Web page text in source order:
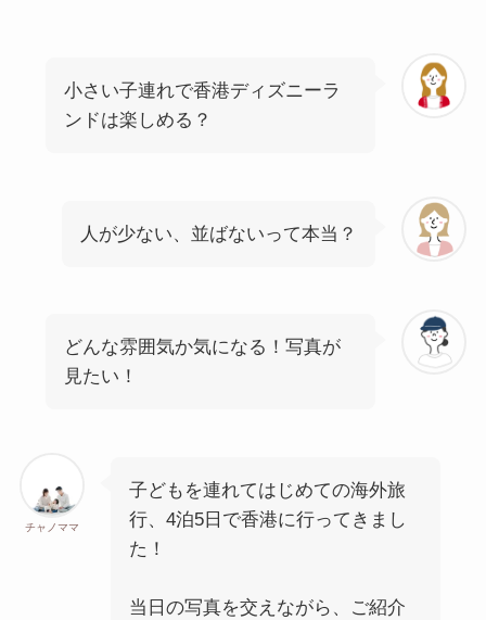
小さい子連れで香港ディズニーラ
ンドは楽しめる？
人が少ない、並ばないって本当？
どんな雰囲気か気になる！写真が
見たい！
チャノママ
子どもを連れてはじめての海外旅
行、4泊5日で香港に行ってきまし
た！
当日の写真を交えながら、ご紹介